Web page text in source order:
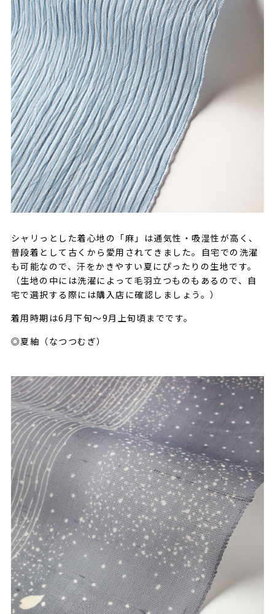
シャリっとした着心地の「麻」は通気性・吸湿性が高く、
普段着として古くから愛用されてきました。自宅での洗濯
も可能なので、汗をかきやすい夏にぴったりの生地です。
（生地の中には洗濯によって毛羽立つものもあるので、自
宅で選択する際には購入店に確認しましょう。）
着用時期は6月下旬〜9月上旬頃までです。
◎夏紬（なつつむぎ）